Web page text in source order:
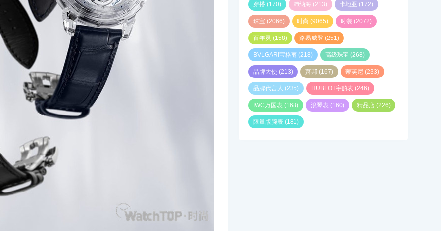
穿搭 (170) 沛纳海 (213) 卡地亚 (172)
珠宝 (2066) 时尚 (9065) 时装 (2072)
百年灵 (158) 路易威登 (251)
BVLGARI宝格丽 (218) 高级珠宝 (268)
品牌大使 (213) 萧邦 (167) 蒂芙尼 (233)
品牌代言人 (235) HUBLOT宇舶表 (246)
IWC万国表 (168) 浪琴表 (160) 精品店 (226)
限量版腕表 (181)